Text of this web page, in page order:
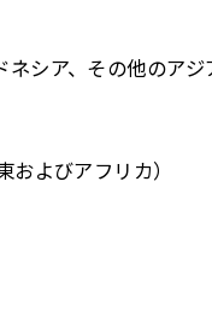
シア、その他のアジ
よびアフリカ）